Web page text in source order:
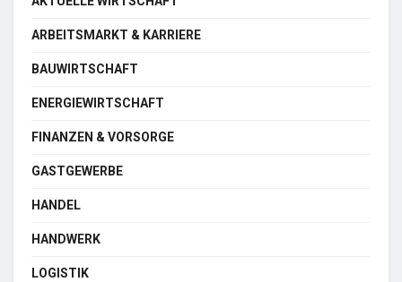
ARBEITSMARKT & KARRIERE
BAUWIRTSCHAFT
ENERGIEWIRTSCHAFT
FINANZEN & VORSORGE
GASTGEWERBE
HANDEL
HANDWERK
LOGISTIK